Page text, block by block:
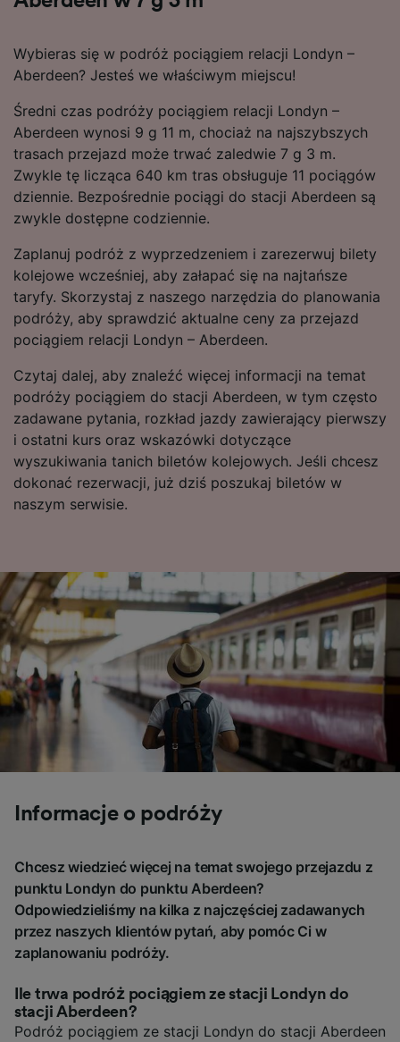
Wybieras się w podróż pociągiem relacji Londyn –
Aberdeen? Jesteś we właściwym miejscu!
Średni czas podróży pociągiem relacji Londyn –
Aberdeen wynosi 9 g 11 m, chociaż na najszybszych
trasach przejazd może trwać zaledwie 7 g 3 m.
Zwykle tę licząca 640 km tras obsługuje 11 pociągów
dziennie. Bezpośrednie pociągi do stacji Aberdeen są
zwykle dostępne codziennie.
Zaplanuj podróż z wyprzedzeniem i zarezerwuj bilety
kolejowe wcześniej, aby załapać się na najtańsze
taryfy. Skorzystaj z naszego narzędzia do planowania
podróży, aby sprawdzić aktualne ceny za przejazd
pociągiem relacji Londyn – Aberdeen.
Czytaj dalej, aby znaleźć więcej informacji na temat
podróży pociągiem do stacji Aberdeen, w tym często
zadawane pytania, rozkład jazdy zawierający pierwszy
i ostatni kurs oraz wskazówki dotyczące
wyszukiwania tanich biletów kolejowych. Jeśli chcesz
dokonać rezerwacji, już dziś poszukaj biletów w
naszym serwisie.
Informacje o podróży
Chcesz wiedzieć więcej na temat swojego przejazdu z
punktu Londyn do punktu Aberdeen?
Odpowiedzieliśmy na kilka z najczęściej zadawanych
przez naszych klientów pytań, aby pomóc Ci w
zaplanowaniu podróży.
Ile trwa podróż pociągiem ze stacji Londyn do
stacji Aberdeen?
Podróż pociągiem ze stacji Londyn do stacji Aberdeen